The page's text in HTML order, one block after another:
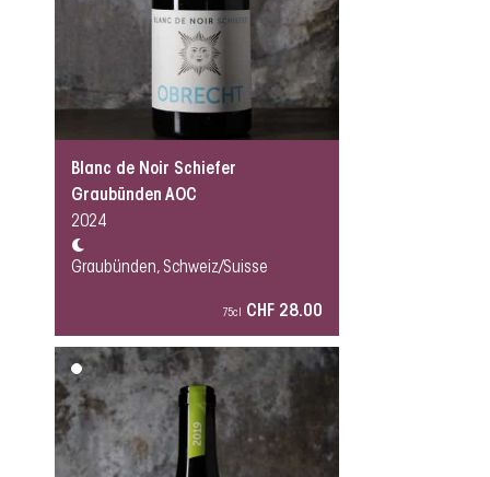
Blanc de Noir Schiefer
Graubünden AOC
2024
Graubünden, Schweiz/Suisse
75cl CHF 28.00